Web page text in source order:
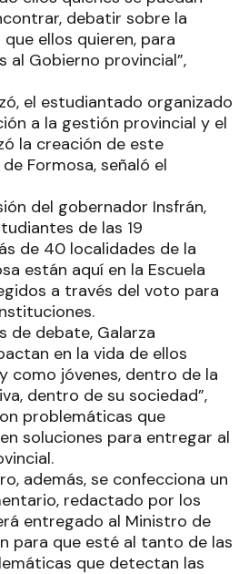
debatir sobre la
ellos quieren, para
al Gobierno provincial”,
el estudiantado organizado
a la gestión provincial y el
la creación de este
Formosa, señaló el
del gobernador Insfrán,
de las 19
de 40 localidades de la
están aquí en la Escuela
a través del voto para
de debate, Galarza
en la vida de ellos
como jóvenes, dentro de la
dentro de su sociedad”,
problemáticas que
soluciones para entregar al
además, se confecciona un
redactado por los
entregado al Ministro de
para que esté al tanto de las
que detectan las